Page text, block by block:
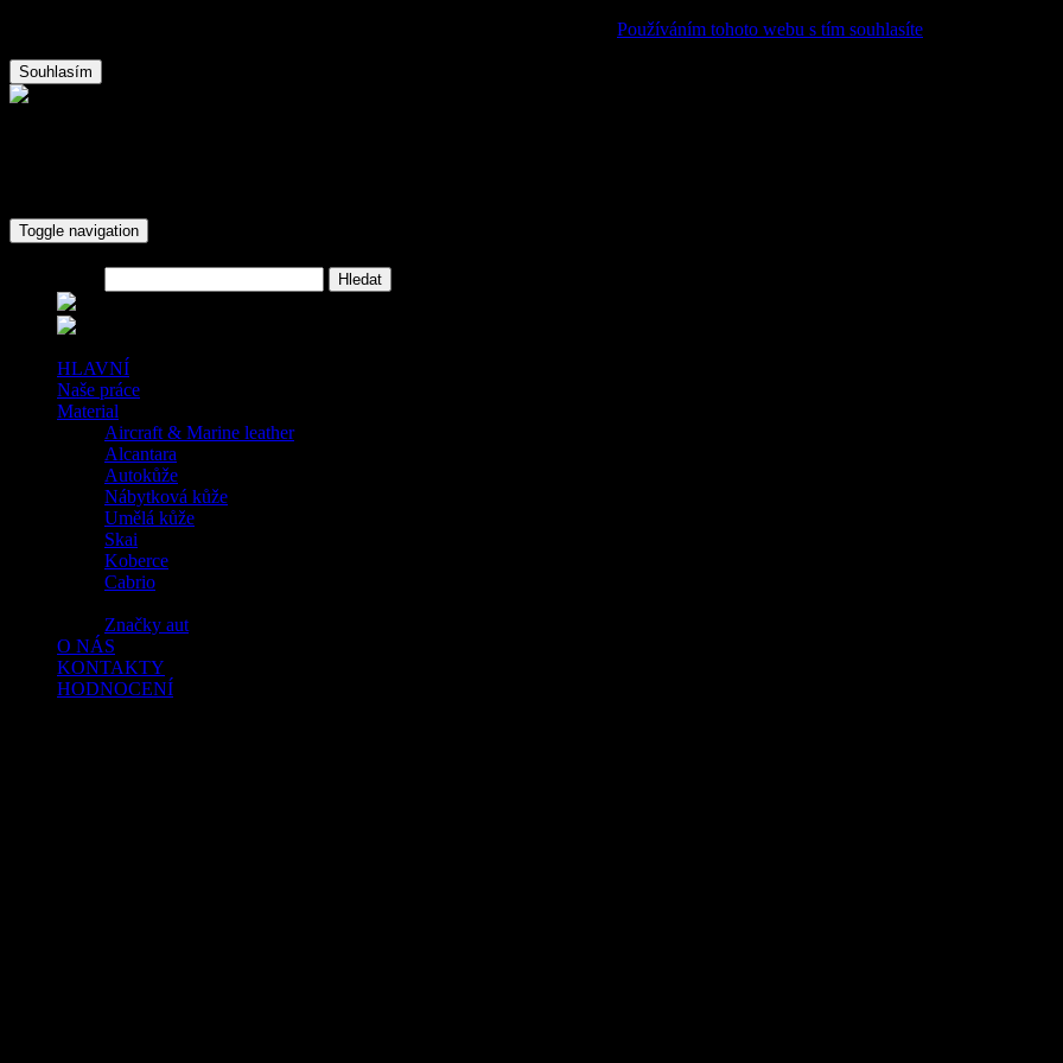
Používáním tohoto webu s tím souhlasíte
Souhlasím
Toggle navigation
Hledat
HLAVNÍ
Naše práce
Material
Aircraft & Marine leather
Alcantara
Autokůže
Nábytková kůže
Umělá kůže
Skai
Koberce
Cabrio
Značky aut
O NÁS
KONTAKTY
HODNOCENÍ